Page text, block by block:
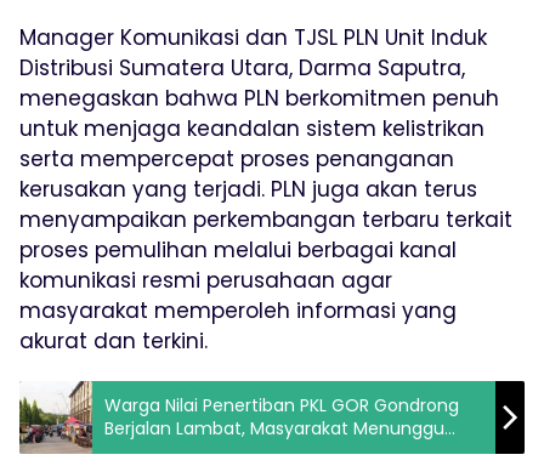
Manager Komunikasi dan TJSL PLN Unit Induk
Distribusi Sumatera Utara, Darma Saputra,
menegaskan bahwa PLN berkomitmen penuh
untuk menjaga keandalan sistem kelistrikan
serta mempercepat proses penanganan
kerusakan yang terjadi. PLN juga akan terus
menyampaikan perkembangan terbaru terkait
proses pemulihan melalui berbagai kanal
komunikasi resmi perusahaan agar
masyarakat memperoleh informasi yang
akurat dan terkini.
Warga Nilai Penertiban PKL GOR Gondrong
Berjalan Lambat, Masyarakat Menunggu
Langkah Nyata